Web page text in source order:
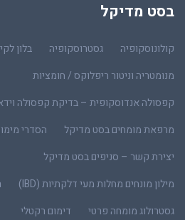
בסט מדיקל
קולונוסקופיה גסטרוסקופיה
בלון
מנומטריה וניטור ריפלוקס / חומציות
קפסולה אנדוסקופית – בדיקת קפסולה
מרפאת מומחים בסט מדיקל
הסדרי
יצירת קשר – סניפים בסט מדיקל
מילון מונחים מחלות מעי דלקתיות (IBD)
גסטרולוג מומחה פרטי
דימום רקטלי